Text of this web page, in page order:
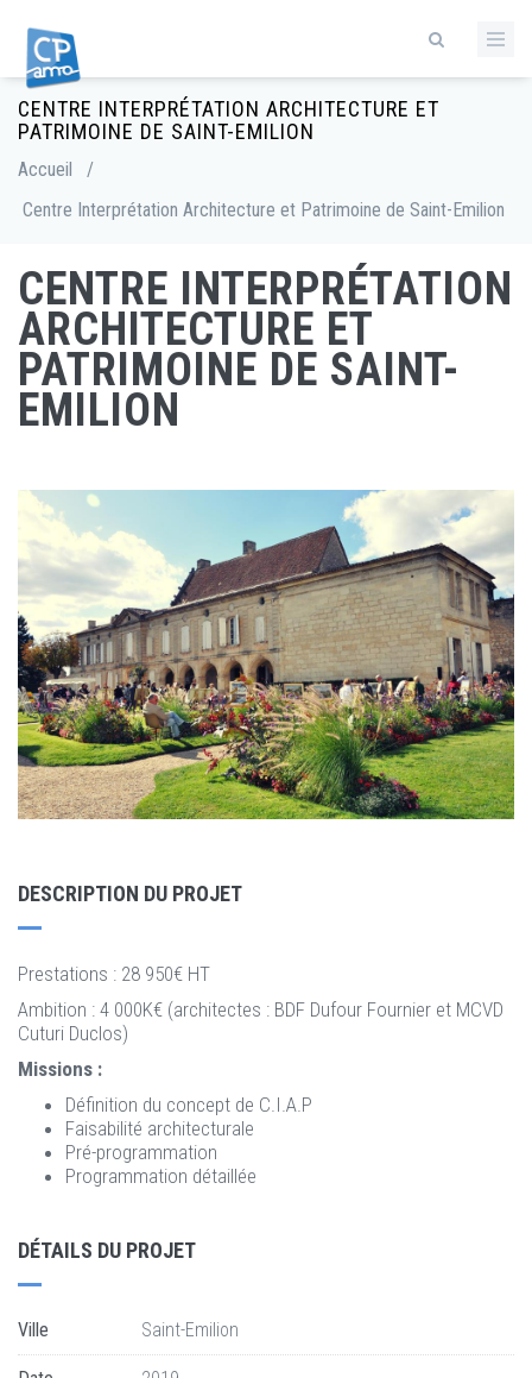
contenu
principal
CENTRE INTERPRÉTATION ARCHITECTURE ET
PATRIMOINE DE SAINT-EMILION
Fil
d'Ariane
Accueil
/
Centre Interprétation Architecture et Patrimoine de Saint-Emilion
CENTRE INTERPRÉTATION
ARCHITECTURE ET
PATRIMOINE DE SAINT-
EMILION
DESCRIPTION DU PROJET
Prestations : 28 950€ HT
Ambition : 4 000K€ (architectes : BDF Dufour Fournier et MCVD
Cuturi Duclos)
Missions :
Définition du concept de C.I.A.P
Faisabilité architecturale
Pré-programmation
Programmation détaillée
DÉTAILS DU PROJET
Ville Saint-Emilion